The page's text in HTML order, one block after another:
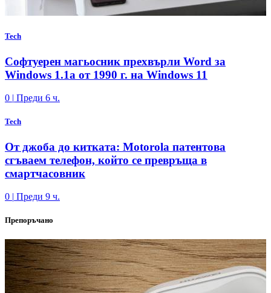
Tech
Софтуерен магьосник прехвърли Word за
Windows 1.1a от 1990 г. на Windows 11
0 | Преди 6 ч.
Tech
От джоба до китката: Motorola патентова
сгъваем телефон, който се превръща в
смартчасовник
0 | Преди 9 ч.
Препоръчано